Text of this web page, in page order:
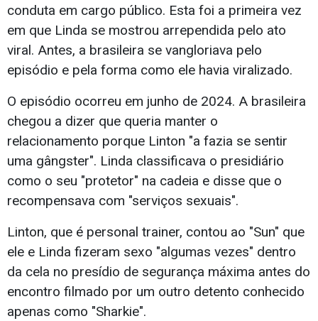
conduta em cargo público. Esta foi a primeira vez
em que Linda se mostrou arrependida pelo ato
viral. Antes, a brasileira se vangloriava pelo
episódio e pela forma como ele havia viralizado.
O episódio ocorreu em junho de 2024. A brasileira
chegou a dizer que queria manter o
relacionamento porque Linton "a fazia se sentir
uma gângster". Linda classificava o presidiário
como o seu "protetor" na cadeia e disse que o
recompensava com "serviços sexuais".
Linton, que é personal trainer, contou ao "Sun" que
ele e Linda fizeram sexo "algumas vezes" dentro
da cela no presídio de segurança máxima antes do
encontro filmado por um outro detento conhecido
apenas como "Sharkie".